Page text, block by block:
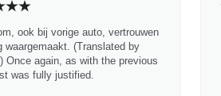
ook bij vorige auto, vertrouwen
waargemaakt. (Translated by
Once again, as with the previous
was fully justified.